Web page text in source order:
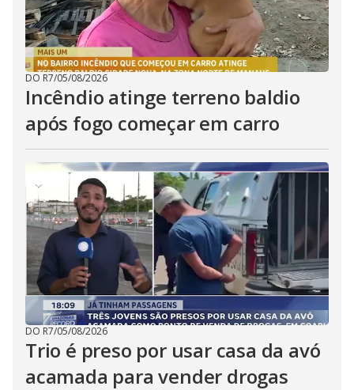
DO R7/05/08/2026
Incêndio atinge terreno baldio
após fogo começar em carro
DO R7/05/08/2026
Trio é preso por usar casa da avó
acamada para vender drogas